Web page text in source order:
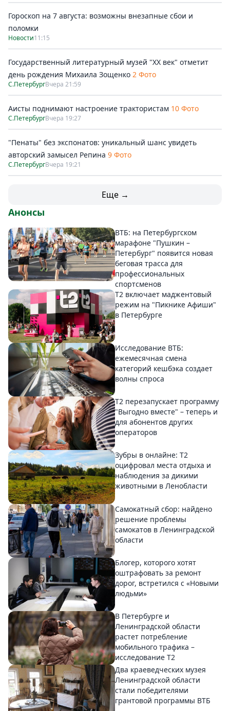
Гороскоп на 7 августа: возможны внезапные сбои и
поломки
Новости11:15
Государственный литературный музей "ХХ век" отметит
день рождения Михаила Зощенко 2 Фото
С.ПетербургВчера 21:59
Аисты поднимают настроение трактористам 10 Фото
С.ПетербургВчера 19:27
"Пенаты" без экспонатов: уникальный шанс увидеть
авторский замысел Репина 9 Фото
С.ПетербургВчера 19:21
Еще →
Анонсы
ВТБ: на Петербургском
марафоне "Пушкин –
Петербург" появится новая
беговая трасса для
профессиональных
спортсменов
Т2 включает маджентовый
режим на "Пикнике Афиши"
в Петербурге
Исследование ВТБ:
ежемесячная смена
категорий кешбэка создает
волны спроса
Т2 перезапускает программу
"Выгодно вместе" – теперь и
для абонентов других
операторов
Зубры в онлайне: Т2
оцифровал места отдыха и
наблюдения за дикими
животными в Ленобласти
Самокатный сбор: найдено
решение проблемы
самокатов в Ленинградской
области
Блогер, которого хотят
оштрафовать за ремонт
дорог, встретился с «Новыми
людьми»
В Петербурге и
Ленинградской области
растет потребление
мобильного трафика –
исследование T2
Два краеведческих музея
Ленинградской области
стали победителями
грантовой программы ВТБ